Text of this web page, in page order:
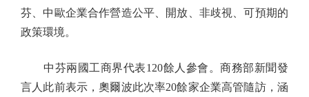
芬、中歐企業合作營造公平、開放、非歧視、可預期的
政策環境。
中芬兩國工商界代表120餘人參會。商務部新聞發
言人此前表示，奧爾波此次率20餘家企業高管隨訪，涵